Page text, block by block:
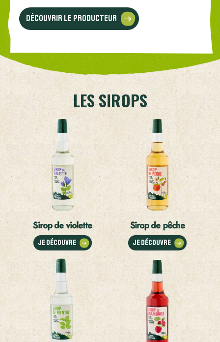
Découvrir le producteur
LES SIROPS
Sirop de violette
Je découvre
Sirop de pêche
Je découvre